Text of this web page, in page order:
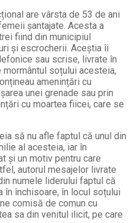
are vârsta de 53 de ani
șantajate. Acesta a
fiind din municipiul
și escrocherii. Aceștia îi
sau scrise, livrate în
soțului acesteia,
amenințări cu
unei grenade sau prin
cu moartea fiicei, care se
să nu afle faptul că unul din
al acesteia, iar în
și un motiv pentru care
autorul mesajelor livrate
numele liderului faptul că
închisoare, în locul soțului
comisă de comun cu
sa din venitul ilicit, pe care